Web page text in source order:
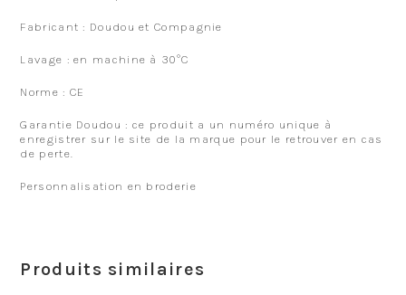
Fabricant : Doudou et Compagnie
Lavage : en machine à 30°C
Norme : CE
Garantie Doudou : ce produit a un numéro unique à
enregistrer sur le site de la marque pour le retrouver en cas
de perte.
Personnalisation en broderie
Produits similaires